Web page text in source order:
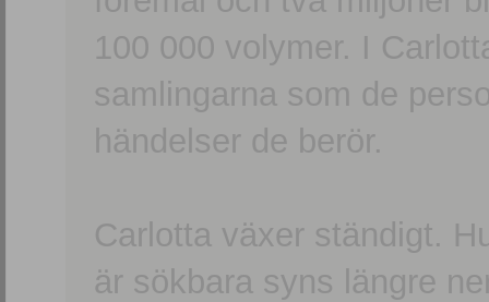
100 000 volymer. I
samlingarna som de
händelser de berör.
Carlotta växer ständigt.
är sökbara syns längre